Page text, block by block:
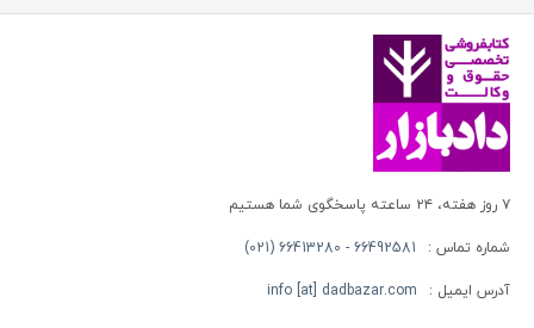
۷ روز هفته، ۲۴ ساعته پاسخگوی شما هستیم
شماره تماس : 66492581 - 66413280 (021)
آدرس ایمیل : info [at] dadbazar.com